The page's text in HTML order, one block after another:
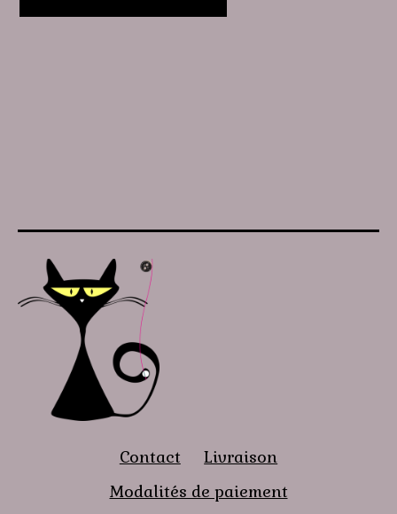
Contact
Livraison
Modalités de paiement